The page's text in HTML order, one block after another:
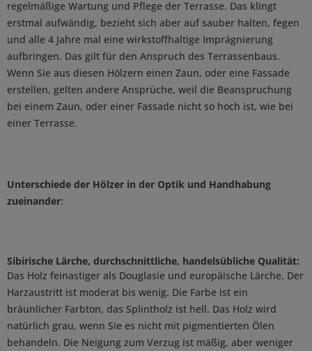
regelmäßige Wartung und Pflege der Terrasse. Das klingt
erstmal aufwändig, bezieht sich aber auf sauber halten, fegen
und alle 4 Jahre mal eine wirkstoffhaltige Imprägnierung
aufbringen. Das gilt für den Anspruch des Terrassenbaus.
Wenn Sie aus diesen Hölzern einen Zaun, oder eine Fassade
erstellen, gelten andere Ansprüche, weil die Beanspruchung
bei einem Zaun, oder einer Fassade nicht so hoch ist, wie bei
einer Terrasse.
Unterschiede der Hölzer in der Optik und Handhabung
zueinander:
Sibirische Lärche, durchschnittliche, handelsübliche Qualität:
Das Holz feinastiger als Douglasie und europäische Lärche. Der
Harzaustritt ist moderat bis wenig. Die Farbe ist ein
bräunlicher Farbton, das Splintholz ist hell. Das Holz wird
natürlich grau, wenn Sie es nicht mit pigmentierten Ölen
behandeln. Die Neigung zum Verzug ist mäßig, aber weniger